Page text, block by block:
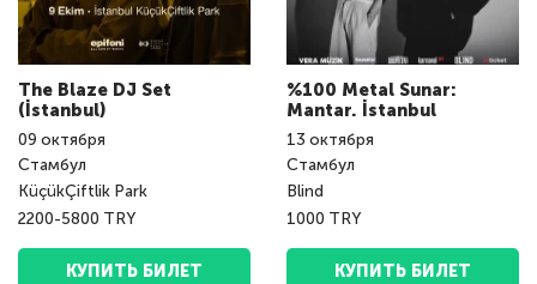
The Blaze DJ Set
(İstanbul)
09 октября
Стамбул
KüçükÇiftlik Park
2200-5800 TRY
КУПИТЬ БИЛЕТ
%100 Metal Sunar:
Mantar. İstanbul
13 октября
Стамбул
Blind
1000 TRY
КУПИТЬ БИЛЕТ